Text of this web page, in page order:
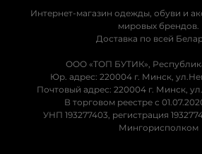
Интернет-магазин одежды, обуви и
мировых брендов.
Доставка по всей
ООО «ТОП БУТИК»,
Юр. адрес: 220004 г. Минск,
Почтовый адрес: 220004 г. Минск,
В торговом реестре с
УНП 193277403, регистрация
Мингорисполком